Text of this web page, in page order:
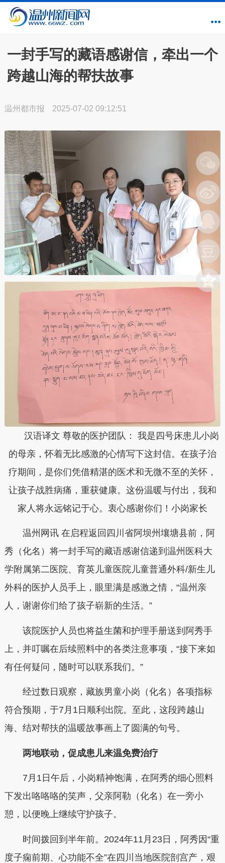
一封手写的藏语感谢信，牵出一个
跨越山海的帮扶故事
温州都市报 2025-07-02 09:12:51
汉语译文 尊敬的医护团队： 我是四号床患儿小岗
的母亲，怀着无比感激的心情写下这封信。在孩子治
疗期间，是你们凭借精湛的医术和无微不至的关怀，
让孩子战胜病痛，重获健康。这份温暖与付出，我和
家人将永远铭记于心。衷心感谢你们！小岗家长
温州网讯 在启程返回四川省阿坝州壤塘县前，阿
秀（化名）将一封手写的藏语感谢信递到温州医科大
学附属第二医院、育英儿童医院儿童普通外科/新生儿
外科的医护人员手上，眼里满是感激之情，“温州亲
人，谢谢你们给了孩子崭新的生活。”
该院医护人员也将益生菌和护理手册送到阿秀手
上，并叮嘱在后续照料中的各类注意事项，“接下来如
有任何疑问，随时可以联系我们。”
经过数日观察，藏族男童小岗（化名）各项指标
符合预期，于7月1日顺利出院。至此，这段跨越山
海、结对帮扶的温暖故事画上了圆满的句号。
两地联动，促成患儿来温免费治疗
7月1日午后，小岗精神饱满，在阿秀的细心照料
下发出咯咯咯的笑声，父亲阿勒（化名）在一旁小
憩，以便晚上继续守护孩子。
时间拨回到半年前。2024年11月23日，阿秀因“重
度子痫前期、心功能不全”在四川当地医院剖宫产，艰